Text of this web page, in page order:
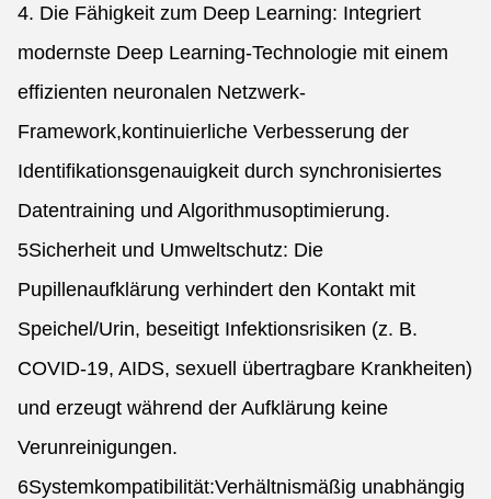
4. Die Fähigkeit zum Deep Learning: Integriert
modernste Deep Learning-Technologie mit einem
effizienten neuronalen Netzwerk-
Framework,kontinuierliche Verbesserung der
Identifikationsgenauigkeit durch synchronisiertes
Datentraining und Algorithmusoptimierung.
5Sicherheit und Umweltschutz: Die
Pupillenaufklärung verhindert den Kontakt mit
Speichel/Urin, beseitigt Infektionsrisiken (z. B.
COVID-19, AIDS, sexuell übertragbare Krankheiten)
und erzeugt während der Aufklärung keine
Verunreinigungen.
6Systemkompatibilität:Verhältnismäßig unabhängig